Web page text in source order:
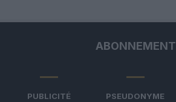
ABONNEMENT
PUBLICITÉ
PSEUDONYME